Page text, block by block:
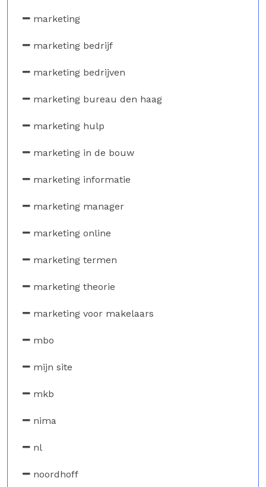
marketing
marketing bedrijf
marketing bedrijven
marketing bureau den haag
marketing hulp
marketing in de bouw
marketing informatie
marketing manager
marketing online
marketing termen
marketing theorie
marketing voor makelaars
mbo
mijn site
mkb
nima
nl
noordhoff